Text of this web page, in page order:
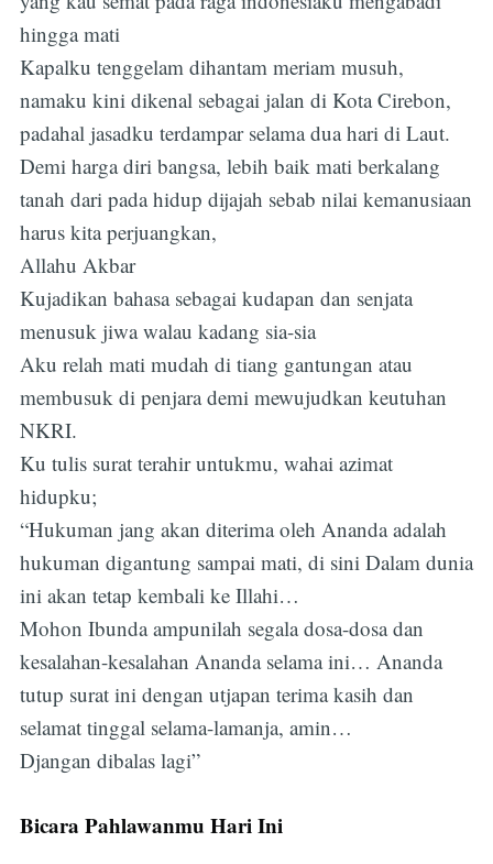
hingga mati
Kapalku tenggelam dihantam meriam musuh,
namaku kini dikenal sebagai jalan di Kota Cirebon,
padahal jasadku terdampar selama dua hari di Laut.
Demi harga diri bangsa, lebih baik mati berkalang
tanah dari pada hidup dijajah sebab nilai kemanusiaan
harus kita perjuangkan,
Allahu Akbar
Kujadikan bahasa sebagai kudapan dan senjata
menusuk jiwa walau kadang sia-sia
Aku relah mati mudah di tiang gantungan atau
membusuk di penjara demi mewujudkan keutuhan
NKRI.
Ku tulis surat terahir untukmu, wahai azimat
hidupku;
“Hukuman jang akan diterima oleh Ananda adalah
hukuman digantung sampai mati, di sini Dalam dunia
ini akan tetap kembali ke Illahi…
Mohon Ibunda ampunilah segala dosa-dosa dan
kesalahan-kesalahan Ananda selama ini… Ananda
tutup surat ini dengan utjapan terima kasih dan
selamat tinggal selama-lamanja, amin…
Djangan dibalas lagi”
Bicara Pahlawanmu Hari Ini